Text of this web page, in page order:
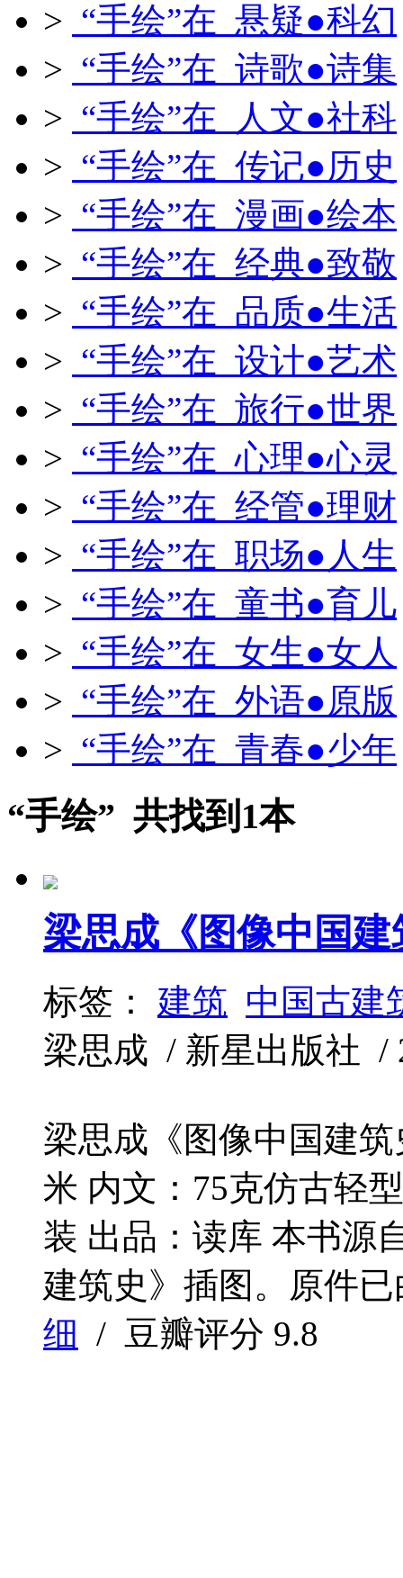
> “手绘”在 悬疑●科幻
> “手绘”在 诗歌●诗集
> “手绘”在 人文●社科
> “手绘”在 传记●历史
> “手绘”在 漫画●绘本
> “手绘”在 经典●致敬
> “手绘”在 品质●生活
> “手绘”在 设计●艺术
> “手绘”在 旅行●世界
> “手绘”在 心理●心灵
> “手绘”在 经管●理财
> “手绘”在 职场●人生
> “手绘”在 童书●育儿
> “手绘”在 女生●女人
> “手绘”在 外语●原版
> “手绘”在 青春●少年
“手绘” 共找到1本
梁思成《图像中国
标签： 建筑 中国古建
梁思成 / 新星出版社 /
梁思成《图像中国建
米 内文：75克仿古轻
装 出品：读库 本书源
建筑史》插图。原件
细 / 豆瓣评分 9.8